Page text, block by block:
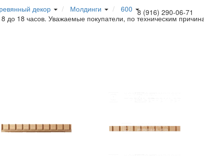
8 (916) 290-06-71
декор Молдинги
600
до 18 часов. Уважаемые покупатели, по техническим